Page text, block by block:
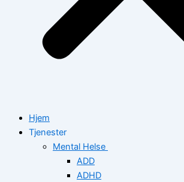
Hjem
Tjenester
Mental Helse
ADD
ADHD